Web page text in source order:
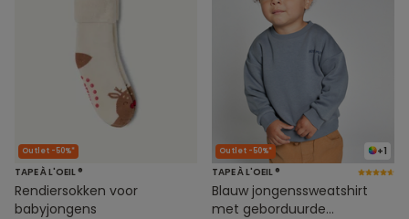
Outlet -50%*
TAPE À L'OEIL ®
Rendiersokken voor
babyjongens
+1
Outlet -50%*
TAPE À L'OEIL ®
Blauw jongenssweatshirt
met geborduurde